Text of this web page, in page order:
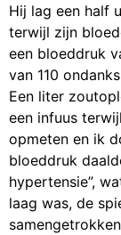
Hij lag een half
terwijl zijn
een bloeddruk
van 110
Een liter
een infuus
opmeten en ik
bloeddruk
hypertensie”,
laag was, de